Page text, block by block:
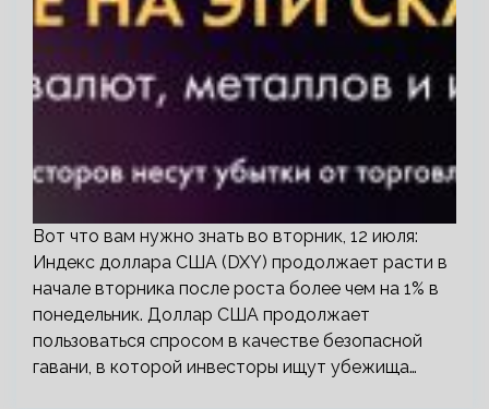
Вот что вам нужно знать во вторник, 12 июля:
Индекс доллара США (DXY) продолжает расти в
начале вторника после роста более чем на 1% в
понедельник. Доллар США продолжает
пользоваться спросом в качестве безопасной
гавани, в которой инвесторы ищут убежища…